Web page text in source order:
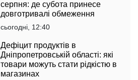
серпня: де субота принесе
довготривалі обмеження
сьогодні, 12:40
Дефіцит продуктів в
Дніпропетровській області: які
товари можуть стати рідкістю в
магазинах